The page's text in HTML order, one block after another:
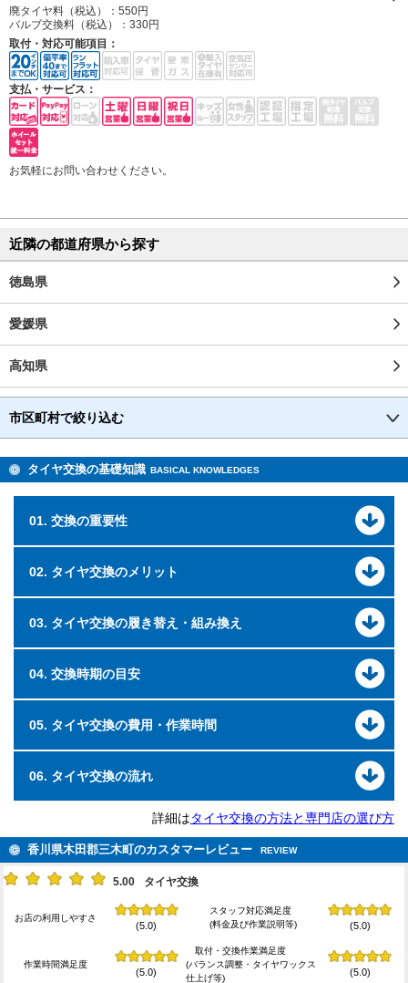
廃タイヤ料（税込）： 550円
バルブ交換料（税込）： 330円
取付・対応可能項目：
支払・サービス：
お気軽にお問い合わせください。
近隣の都道府県から探す
徳島県
愛媛県
高知県
市区町村で絞り込む
タイヤ交換の基礎知識 BASICAL KNOWLEDGES
01. 交換の重要性
02. タイヤ交換のメリット
03. タイヤ交換の履き替え・組み換え
04. 交換時期の目安
05. タイヤ交換の費用・作業時間
06. タイヤ交換の流れ
詳細はタイヤ交換の方法と専門店の選び方
香川県木田郡三木町のカスタマーレビュー REVIEW
5.00 タイヤ交換
お店の利用しやすさ
(5.0)
スタッフ対応満足度
(料金及び作業説明等)
(5.0)
作業時間満足度
(5.0)
取付・交換作業満足度
(バランス調整・タイヤワックス
仕上げ等)
(5.0)